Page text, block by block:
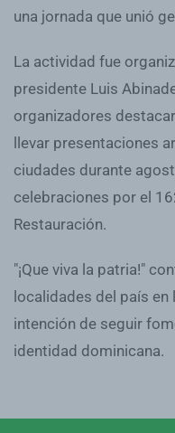
una jornada que unió
La actividad fue
presidente Luis
organizadores
llevar presentaciones
ciudades durante
celebraciones por el
Restauración.
"¡Que viva la patria!"
localidades del país
intención de seguir
identidad dominicana.